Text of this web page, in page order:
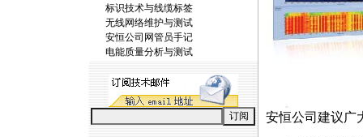
标识技术与线缆标签
无线网络维护与测试
安恒公司网管员手记
电能质量分析与测试
安恒公司建议广